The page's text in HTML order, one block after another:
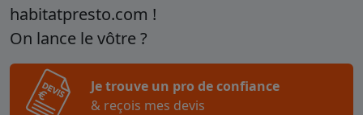
habitatpresto.com !
On lance le vôtre ?
Je trouve un pro de confiance
& reçois mes devis